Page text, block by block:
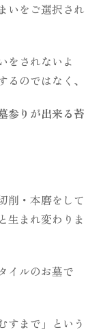
いをご選択され
をされないよ
のではなく、
参りが出来る苔
削・本磨をして
生まれ変わりま
イルのお墓で
すまで」という